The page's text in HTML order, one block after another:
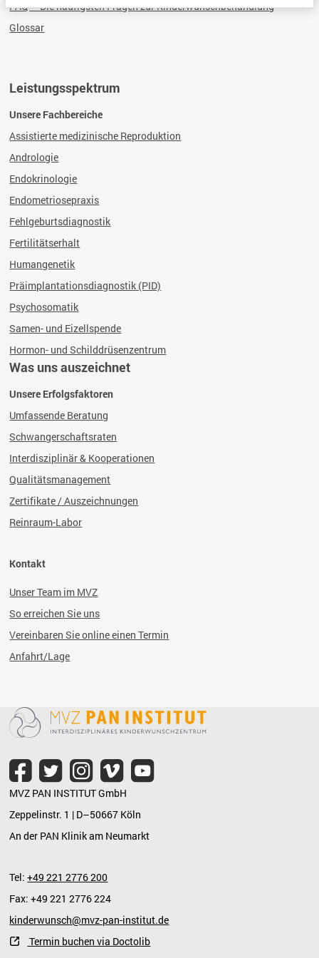
FAQ – Die häufigsten Fragen zur Kinderwunschbehandlung
Glossar
Leistungsspektrum
Unsere Fachbereiche
Assistierte medizinische Reproduktion
Andrologie
Endokrinologie
Endometriosepraxis
Fehlgeburtsdiagnostik
Fertilitätserhalt
Humangenetik
Präimplantationsdiagnostik (PID)
Psychosomatik
Samen- und Eizellspende
Hormon- und Schilddrüsenzentrum
Was uns auszeichnet
Unsere Erfolgsfaktoren
Umfassende Beratung
Schwangerschaftsraten
Interdisziplinär & Kooperationen
Qualitätsmanagement
Zertifikate / Auszeichnungen
Reinraum-Labor
Kontakt
Unser Team im MVZ
So erreichen Sie uns
Vereinbaren Sie online einen Termin
Anfahrt/Lage
MVZ PAN INSTITUT GmbH
Zeppelinstr. 1 | D–50667 Köln
An der PAN Klinik am Neumarkt
Tel:+49 221 2776 200
Fax: +49 221 2776 224
kinderwunsch@mvz-pan-institut.de
Termin buchen via Doctolib